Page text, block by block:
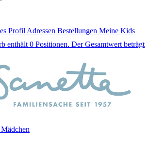
Profil Adressen Bestellungen Meine Kids
enthält 0 Positionen. Der Gesamtwert beträgt